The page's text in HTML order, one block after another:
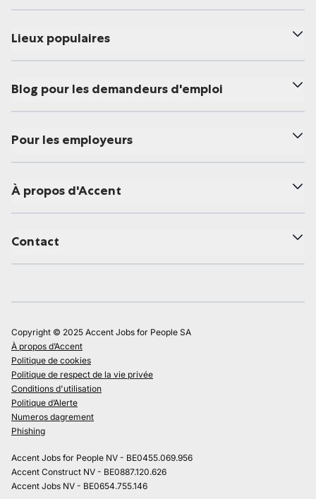
Lieux populaires
Blog pour les demandeurs d'emploi
Pour les employeurs
À propos d'Accent
Contact
Copyright © 2025 Accent Jobs for People SA
À propos d’Accent
Politique de cookies
Politique de respect de la vie privée
Conditions d'utilisation
Politique d’Alerte
Numeros dagrement
Phishing
Accent Jobs for People NV - BE0455.069.956
Accent Construct NV - BE0887.120.626
Accent Jobs NV - BE0654.755.146